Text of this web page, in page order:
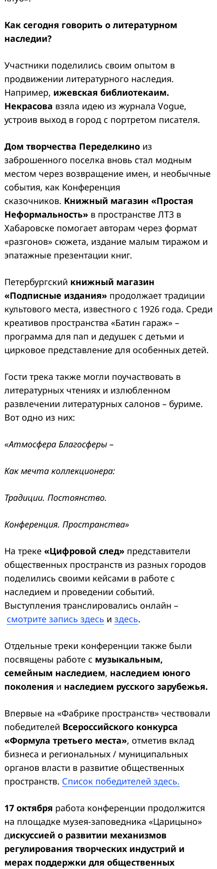
Как сегодня говорить о литературном
наследии?
Участники поделились своим опытом в
продвижении литературного наследия.
Например, ижевская библиотекаим.
Некрасова взяла идею из журнала Vogue,
устроив выход в город с портретом писателя.
Дом творчества Переделкино из
заброшенного поселка вновь стал модным
местом через возвращение имен, и необычные
события, как Конференция
сказочников. Книжный магазин «Простая
Неформальность» в пространстве ЛТ3 в
Хабаровске помогает авторам через формат
«разгонов» сюжета, издание малым тиражом и
эпатажные презентации книг.
Петербургский книжный магазин
«Подписные издания» продолжает традиции
культового места, известного с 1926 года. Среди
креативов пространства «Батин гараж» –
программа для пап и дедушек с детьми и
цирковое представление для особенных детей.
Гости трека также могли поучаствовать в
литературных чтениях и излюбленном
развлечении литературных салонов – буриме.
Вот одно из них:
«Атмосфера Благосферы –
Как мечта коллекционера:
Традиции. Постоянство.
Конференция. Пространства»
На треке «Цифровой след» представители
общественных пространств из разных городов
поделились своими кейсами в работе с
наследием и проведении событий.
Выступления транслировались онлайн –
смотрите запись здесь и здесь.
Отдельные треки конференции также были
посвящены работе с музыкальным,
семейным наследием, наследием юного
поколения и наследием русского зарубежья.
Впервые на «Фабрике пространств» чествовали
победителей Всероссийского конкурса
«Формула третьего места», отметив вклад
бизнеса и региональных / муниципальных
органов власти в развитие общественных
пространств. Список победителей здесь.
17 октября работа конференции продолжится
на площадке музея-заповедника «Царицыно»
дискуссией о развитии механизмов
регулирования творческих индустрий и
мерах поддержки для общественных